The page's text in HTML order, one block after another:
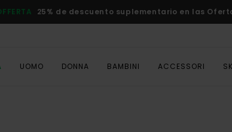
25% de descuento suplementario en las
UOMO DONNA BAMBINI ACCESSORI